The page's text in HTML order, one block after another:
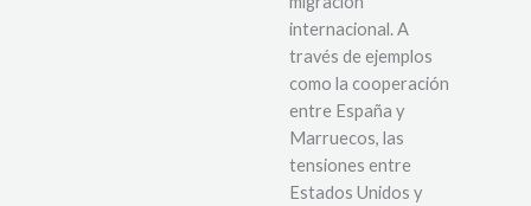
internacional. A
través de ejemplos
como la cooperación
entre España y
Marruecos, las
tensiones entre
Estados Unidos y